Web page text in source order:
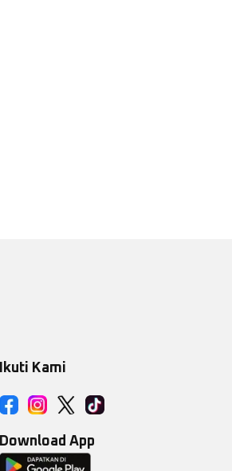
Ikuti Kami
Download App